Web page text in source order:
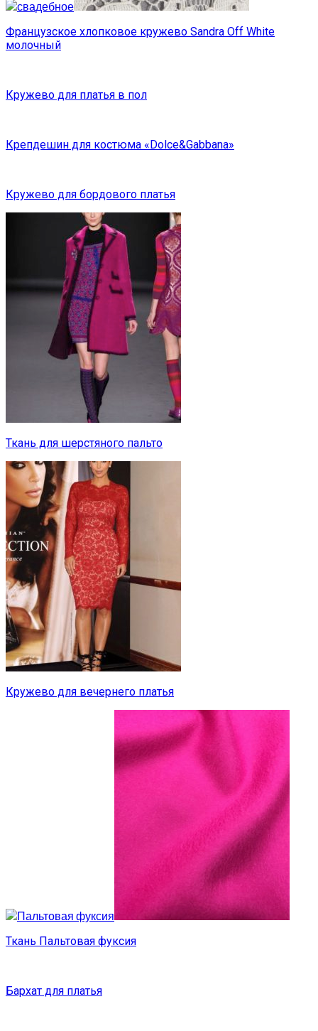
Французское хлопковое кружево Sandra Off White
молочный
Кружево для платья в пол
Крепдешин для костюма «Dolce&Gabbana»
Кружево для бордового платья
Ткань для шерстяного пальто
Кружево для вечернего платья
Ткань Пальтовая фуксия
Бархат для платья